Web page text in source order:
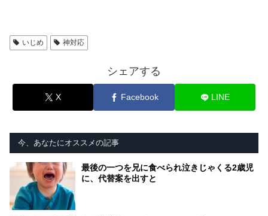
いじめ 神対応
シェアする
X Facebook LINE
今、あなたにオススメの記事
最後の一つを兄に食べられ泣きじゃくる2歳児
に、代替案を出すと